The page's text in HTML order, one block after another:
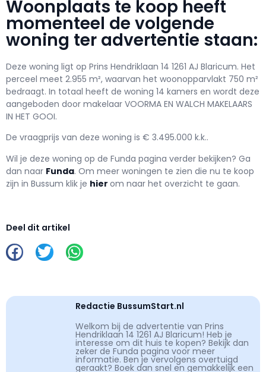
Woonplaats te koop heeft
momenteel de volgende
woning ter advertentie staan:
Deze woning ligt op Prins Hendriklaan 14 1261 AJ Blaricum. Het
perceel meet 2.955 m², waarvan het woonopparvlakt 750 m²
bedraagt. In totaal heeft de woning 14 kamers en wordt deze
aangeboden door makelaar VOORMA EN WALCH MAKELAARS
IN HET GOOI.
De vraagprijs van deze woning is € 3.495.000 k.k..
Wil je deze woning op de Funda pagina verder bekijken? Ga
dan naar Funda. Om meer woningen te zien die nu te koop
zijn in Bussum klik je hier om naar het overzicht te gaan.
Deel dit artikel
Redactie BussumStart.nl
Welkom bij de advertentie van Prins
Hendriklaan 14 1261 AJ Blaricum! Heb je
interesse om dit huis te kopen? Bekijk dan
zeker de Funda pagina voor meer
informatie. Ben je vervolgens overtuigd
geraakt? Boek dan snel en gemakkelijk een